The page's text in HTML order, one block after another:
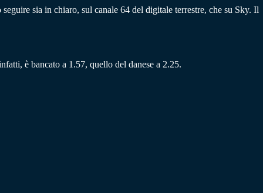
sia in chiaro, sul canale 64 del digitale terrestre, che su Sky. Il
è bancato a 1.57, quello del danese a 2.25.